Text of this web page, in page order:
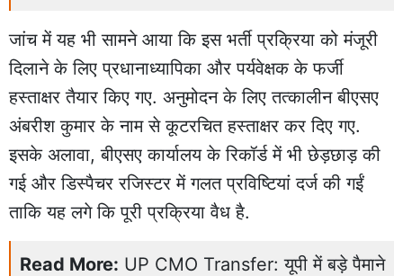
जांच में यह भी सामने आया कि इस भर्ती प्रक्रिया को मंजूरी
दिलाने के लिए प्रधानाध्यापिका और पर्यवेक्षक के फर्जी
हस्ताक्षर तैयार किए गए. अनुमोदन के लिए तत्कालीन बीएसए
अंबरीश कुमार के नाम से कूटरचित हस्ताक्षर कर दिए गए.
इसके अलावा, बीएसए कार्यालय के रिकॉर्ड में भी छेड़छाड़ की
गई और डिस्पैचर रजिस्टर में गलत प्रविष्टियां दर्ज की गईं
ताकि यह लगे कि पूरी प्रक्रिया वैध है.
Read More: UP CMO Transfer: यूपी में बड़े पैमाने